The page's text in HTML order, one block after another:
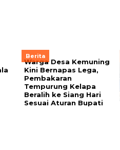
Berita
Warga Desa Kemuning
Kini Bernapas Lega,
Pembakaran
Tempurung Kelapa
Beralih ke Siang Hari
Sesuai Aturan Bupati